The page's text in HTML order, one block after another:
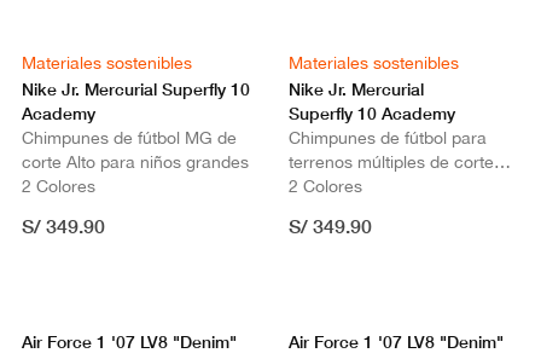
Materiales sostenibles
Nike Jr. Mercurial Superfly 10
Academy
Chimpunes de fútbol MG de
corte Alto para niños grandes
2 Colores
S/ 349.90
Materiales sostenibles
Nike Jr. Mercurial
Superfly 10 Academy
Chimpunes de fútbol para
terrenos múltiples de corte
high para niños grandes
2 Colores
S/ 349.90
Air Force 1 '07 LV8 "Denim" Air Force 1 '07 LV8 "Denim"